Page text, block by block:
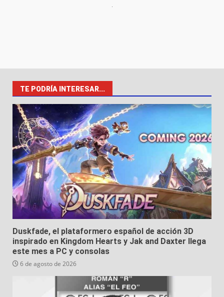
TE PODRÍA INTERESAR...
Duskfade, el plataformero español de acción 3D
inspirado en Kingdom Hearts y Jak and Daxter llega
este mes a PC y consolas
6 de agosto de 2026